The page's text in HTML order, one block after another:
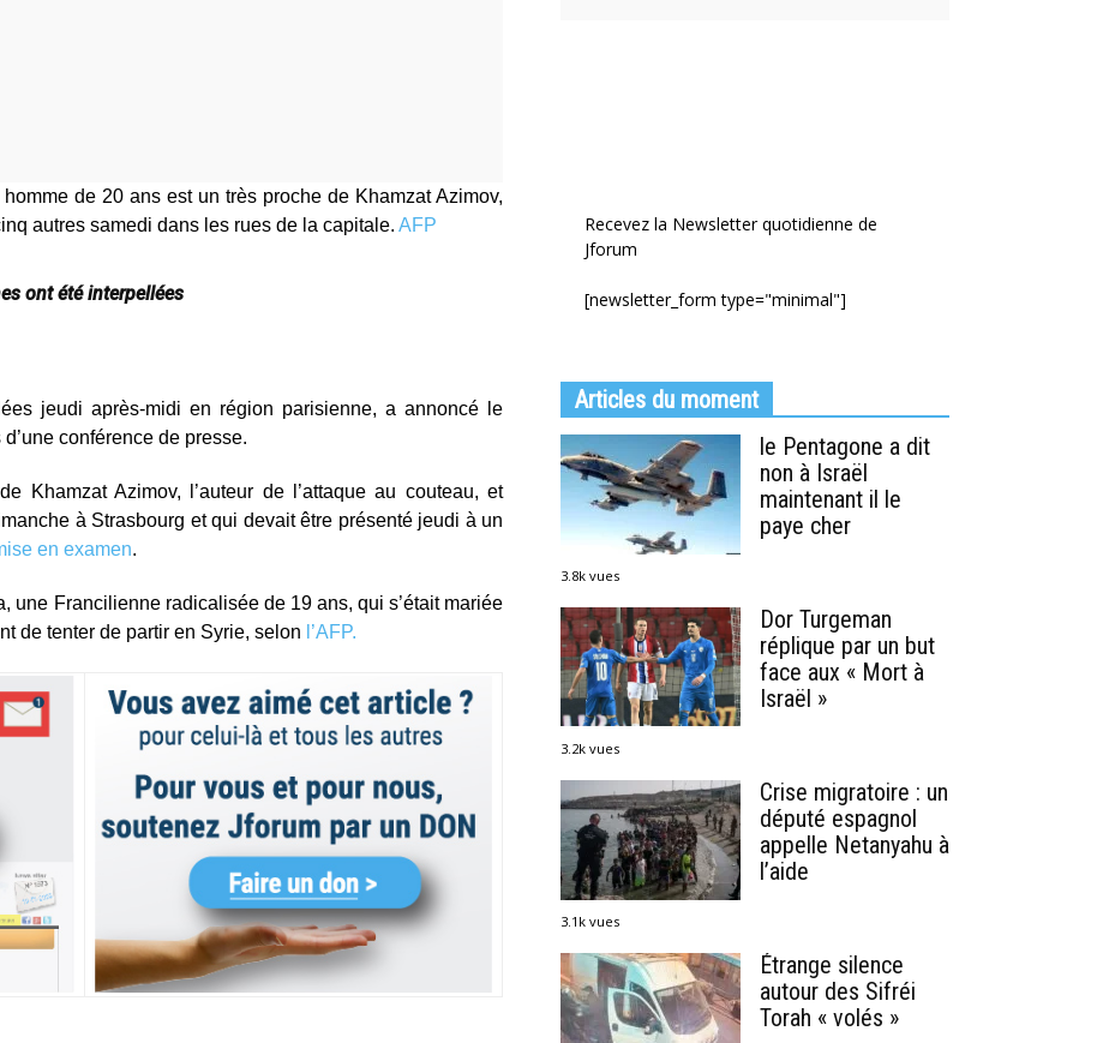
de 20 ans est un très proche de Khamzat Azimov,
autres samedi dans les rues de la capitale. AFP
ont été interpellées
jeudi après-midi en région parisienne, a annoncé le
conférence de presse.
Khamzat Azimov, l’auteur de l’attaque au couteau, et
à Strasbourg et qui devait être présenté jeudi à un
en examen.
une Francilienne radicalisée de 19 ans, qui s’était mariée
de tenter de partir en Syrie, selon l’AFP.
Recevez la Newsletter quotidienne de
Jforum
[newsletter_form type="minimal"]
Articles du moment
le Pentagone a dit
non à Israël
maintenant il le
paye cher
3.8k vues
Dor Turgeman
réplique par un but
face aux « Mort à
Israël »
3.2k vues
Crise migratoire : un
député espagnol
appelle Netanyahu à
l’aide
3.1k vues
Étrange silence
autour des Sifréi
Torah « volés »